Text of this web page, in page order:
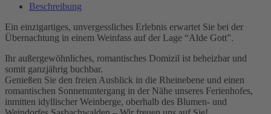
Beschreibung
Ein einzigartiges, unvergessliches Erlebnis erwartet Sie bei der
Übernachtung in einem Weinfass auf der Lage “Alde Gott”.
Ihr außergewöhnliches, romantisches Domizil ist beheizbar und
somit ganzjährig buchbar.
Genießen Sie den freien Ausblick in die Rheinebene und einen
romantischen Sonnenuntergang in der Nähe unseres Ferienhofes,
inmitten idyllischer Weinberge, oberhalb des Blumen- und